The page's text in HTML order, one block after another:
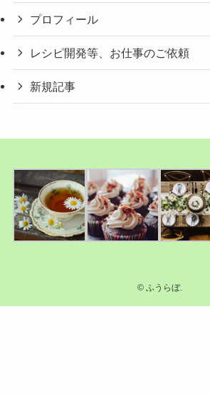
プロフィール
レシピ開発等、お仕事のご依頼
新規記事
©ふうらぼ.